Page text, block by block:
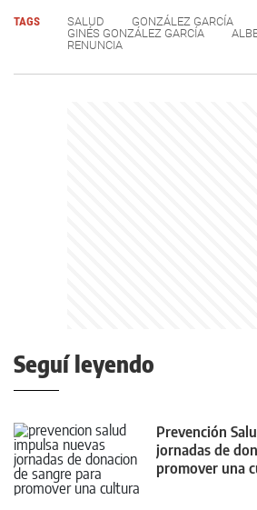
TAGS SALUD GONZÁLEZ GARCÍA
GINÉS GONZÁLEZ GARCÍA
RENUNCIA
Seguí leyendo
Prevención
jornadas de
promover una